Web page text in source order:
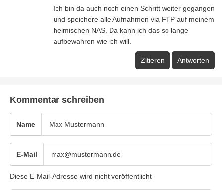
Ich bin da auch noch einen Schritt weiter gegangen
und speichere alle Aufnahmen via FTP auf meinem
heimischen NAS. Da kann ich das so lange
aufbewahren wie ich will.
Zitieren Antworten
Kommentar schreiben
Name
E-Mail
Diese E-Mail-Adresse wird nicht veröffentlicht